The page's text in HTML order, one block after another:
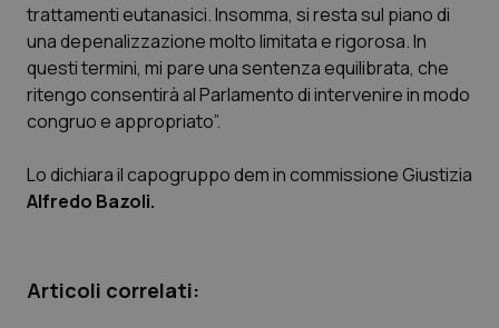
Abruzzo
Basilicata
Calabria
Emilia-Romagna
QS Pro Gold
Artrite & artrosi
Asma & BPCO
Colesterolo & coronaropatie
QS Club Newsletter
trattamenti eutanasici. Insomma, si resta sul piano di
una depenalizzazione molto limitata e rigorosa. In
questi termini, mi pare una sentenza equilibrata, che
ritengo consentirà al Parlamento di intervenire in modo
congruo e appropriato”.
Lo dichiara il capogruppo dem in commissione Giustizia
Alfredo Bazoli.
Articoli correlati: